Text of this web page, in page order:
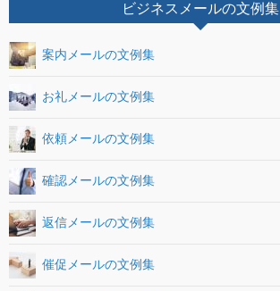
ビジネスメールの文例集
案内メールの文例集
お礼メールの文例集
依頼メールの文例集
確認メールの文例集
返信メールの文例集
催促メールの文例集